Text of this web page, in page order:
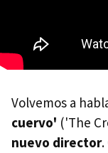
Volvemos a
cuervo' ('The
nuevo director.